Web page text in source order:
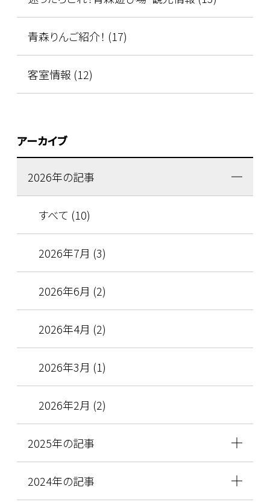
青森りんご紹介！ (17)
客室情報 (12)
アーカイブ
2026年の記事
すべて (10)
2026年7月 (3)
2026年6月 (2)
2026年4月 (2)
2026年3月 (1)
2026年2月 (2)
2025年の記事
2024年の記事